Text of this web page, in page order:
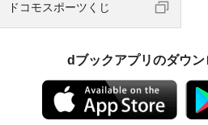
ドコモスポーツくじ
dブックアプリのダウン